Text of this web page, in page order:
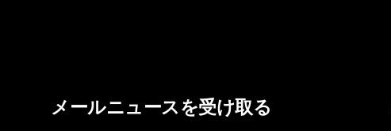
メールニュースを受け取る